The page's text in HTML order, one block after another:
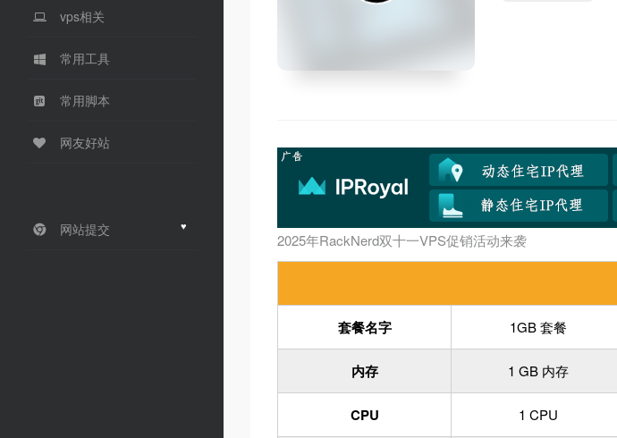
vps相关
常用工具
常用脚本
网友好站
网站提交 ♥
2025年RackNerd双十一VPS促销活动来袭
套餐名字 1GB 套餐
内存 1 GB 内存
CPU 1 CPU